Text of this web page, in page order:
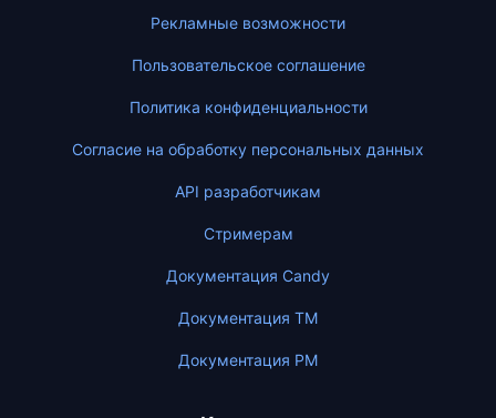
Рекламные возможности
Пользовательское соглашение
Политика конфиденциальности
Согласие на обработку персональных данных
API разработчикам
Стримерам
Документация Candy
Документация ТМ
Документация PM